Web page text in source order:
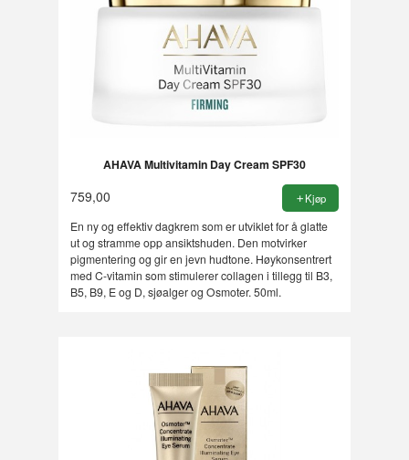
AHAVA Multivitamin Day Cream SPF30
759,00 Kjøp
En ny og effektiv dagkrem som er utviklet for å glatte
ut og stramme opp ansiktshuden. Den motvirker
pigmentering og gir en jevn hudtone. Høykonsentrert
med C-vitamin som stimulerer collagen i tillegg til B3,
B5, B9, E og D, sjøalger og Osmoter. 50ml.